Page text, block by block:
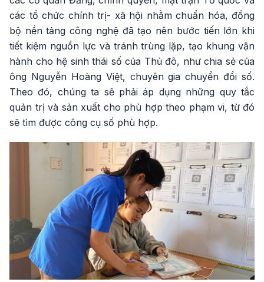
các tổ chức chính trị- xã hội nhằm chuẩn hóa, đồng
bộ nền tảng công nghệ đã tạo nên bước tiến lớn khi
tiết kiệm nguồn lực và tránh trùng lặp, tạo khung vận
hành cho hệ sinh thái số của Thủ đô, như chia sẻ của
ông Nguyễn Hoàng Việt, chuyên gia chuyển đổi số.
Theo đó, chúng ta sẽ phải áp dụng những quy tắc
quản trị và sản xuất cho phù hợp theo phạm vi, từ đó
sẽ tìm được công cụ số phù hợp.